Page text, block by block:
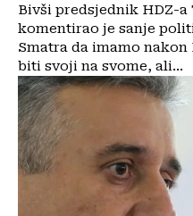
Bivši predsjednik HDZ-
komentirao je sanje
Smatra da imamo
biti svoji na svome, ali...